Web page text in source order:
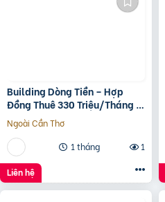
Building Dòng Tiền – Hợp
Đồng Thuê 330 Triệu/Tháng –
Quận 5, Tp.hcm -139Ty
Ngoài Cần Thơ
1 tháng
1
Liên hệ